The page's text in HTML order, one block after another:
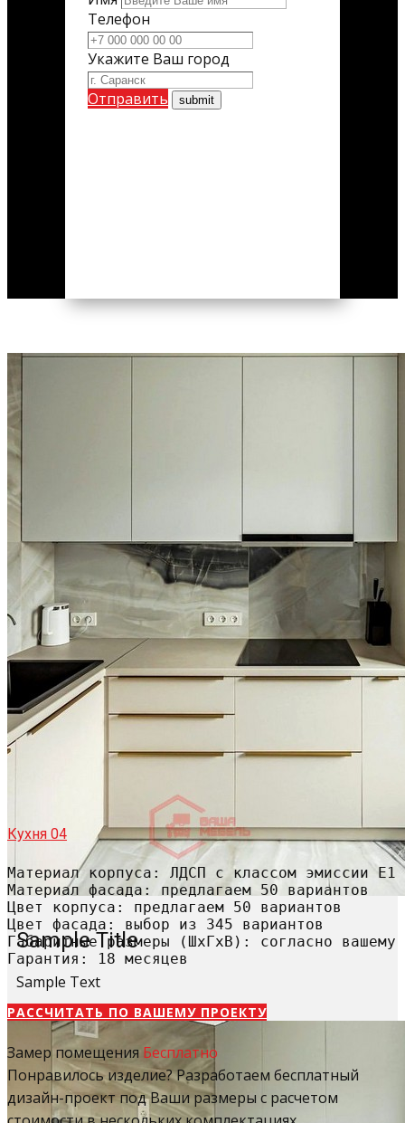
Телефон
Укажите Ваш город
Отправить
Sample Title
Sample Text
Кухня 04
Материал корпуса: ЛДСП с классом эмиссии Е1
Материал фасада: предлагаем 50 вариантов
Цвет корпуса: предлагаем 50 вариантов
Цвет фасада: выбор из 345 вариантов
Габаритные размеры (ШхГхВ): согласно вашему
Гарантия: 18 месяцев
РАССЧИТАТЬ​ ПО ВАШЕМУ ПРОЕКТУ
Замер помещения Бесплатно
Понравилось изделие? Разработаем бесплатный
дизайн-проект под Ваши размеры с расчетом